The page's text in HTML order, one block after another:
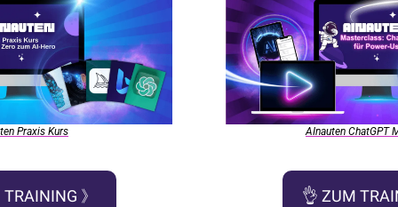
Praxis Kurs
》
AInauten ChatGPT
👌 ZUM